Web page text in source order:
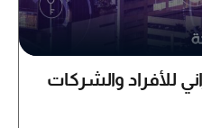
للأفراد والشركات